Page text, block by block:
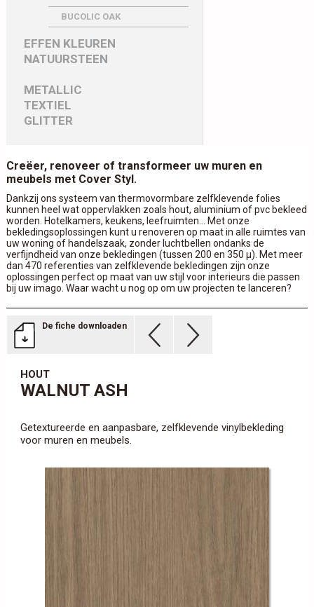
BUCOLIC OAK
EFFEN KLEUREN
NATUURSTEEN
METALLIC
TEXTIEL
GLITTER
Creëer, renoveer of transformeer uw muren en
meubels met Cover Styl.
Dankzij ons systeem van thermovormbare zelfklevende folies
kunnen heel wat oppervlakken zoals hout, aluminium of pvc bekleed
worden. Hotelkamers, keukens, leefruimten... Met onze
bekledingsoplossingen kunt u renoveren op maat in alle ruimtes van
uw woning of handelszaak, zonder luchtbellen ondanks de
verfijndheid van onze bekledingen (tussen 200 en 350 μ). Met meer
dan 470 referenties van zelfklevende bekledingen zijn onze
oplossingen perfect op maat van uw stijl voor interieurs die passen
bij uw imago. Waar wacht u nog op om uw projecten te lanceren?
De fiche downloaden
HOUT
WALNUT ASH
Getextureerde en aanpasbare, zelfklevende vinylbekleding
voor muren en meubels.